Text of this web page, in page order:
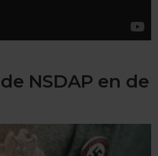
NSDAP en de